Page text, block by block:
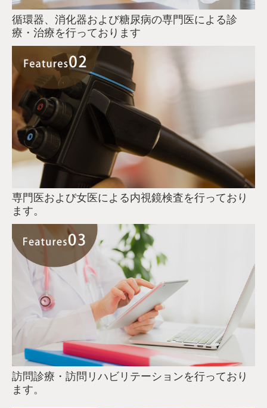
循環器、消化器および糖尿病の専門医による診
療・治療を行っております
専門医および女医による内視鏡検査を行っており
ます。
訪問診療・訪問リハビリテーションを行っており
ます。